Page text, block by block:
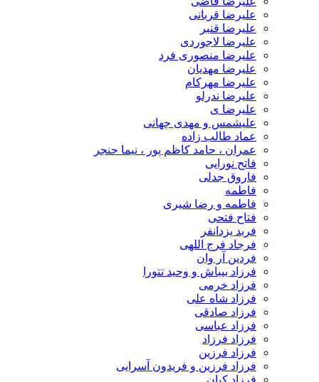
علیرضا قربانی
علیرضا قنبر
علیرضا لاجوردی
علیرضا منصوری فرد
علیرضا مهدیان
علیرضا مهرکام
علیرضا ندرلو
علیرضا ی
علیشمس و مهدی جهانی
عماد طالب زاده
عمران ، حامد کاظم پور ، نیما حنجر
فاتح نورایی
فاروق جدلی
فاطمه
فاطمه و رضا شیری
فتاح فتحی
فربد یزدانفر
فرجاد فرج اللهی
فردین آر وان
فرزاد بیباش و وحید تتورا
فرزاد خرمی
فرزاد شاه علی
فرزاد صادقی
فرزاد عباسی
فرزاد فرزاد
فرزاد فرزین
فرزاد فرزین و فریدون آسرایی